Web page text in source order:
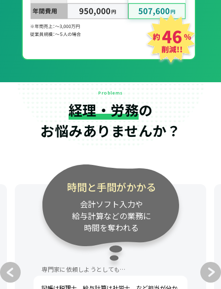
Problems
経理・労務の
お悩みありませんか？
時間と手間がかかる
会計ソフト入力や
給与計算などの業務に
時間を奪われる
専門家に依頼しようとしても…